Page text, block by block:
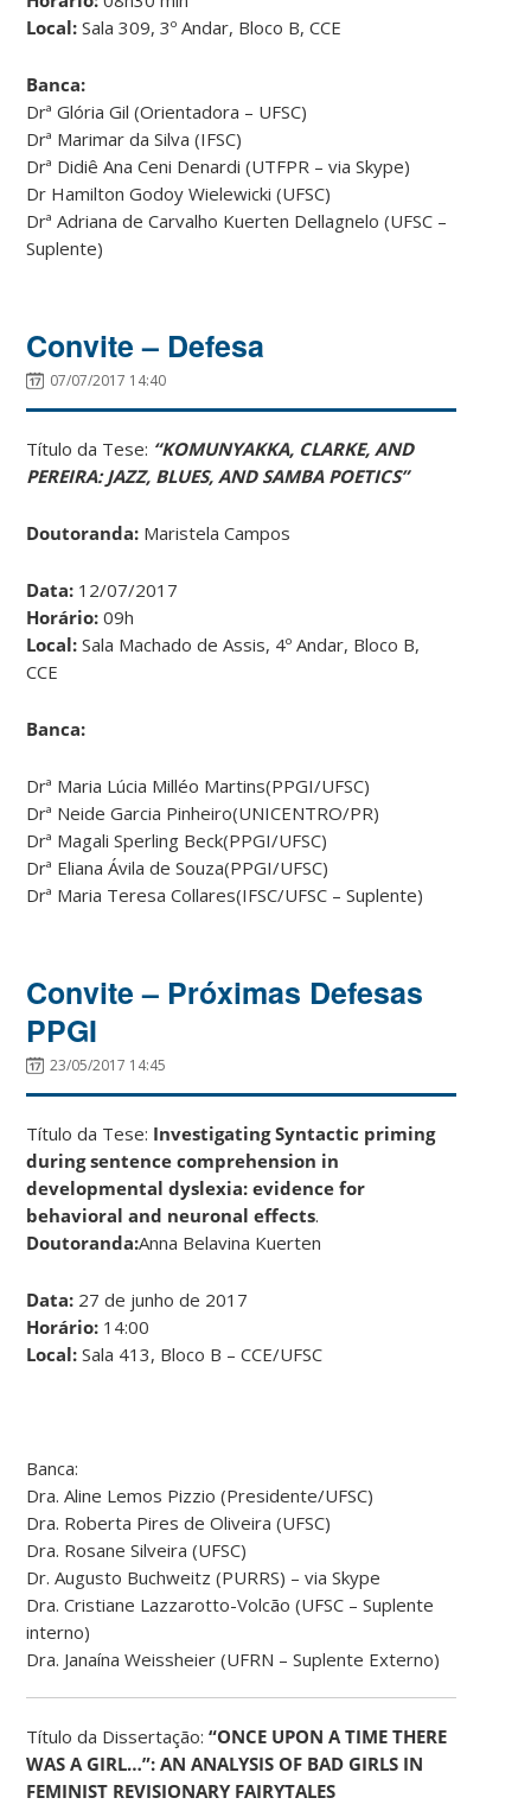
Local: Sala 309, 3º Andar, Bloco B, CCE
Banca:
Drª Glória Gil (Orientadora – UFSC)
Drª Marimar da Silva (IFSC)
Drª Didiê Ana Ceni Denardi (UTFPR – via Skype)
Dr Hamilton Godoy Wielewicki (UFSC)
Drª Adriana de Carvalho Kuerten Dellagnelo (UFSC –
Suplente)
Convite – Defesa
07/07/2017 14:40
Título da Tese: “KOMUNYAKKA, CLARKE, AND
PEREIRA: JAZZ, BLUES, AND SAMBA POETICS”
Doutoranda: Maristela Campos
Data: 12/07/2017
Horário: 09h
Local: Sala Machado de Assis, 4º Andar, Bloco B,
CCE
Banca:
Drª Maria Lúcia Milléo Martins(PPGI/UFSC)
Drª Neide Garcia Pinheiro(UNICENTRO/PR)
Drª Magali Sperling Beck(PPGI/UFSC)
Drª Eliana Ávila de Souza(PPGI/UFSC)
Drª Maria Teresa Collares(IFSC/UFSC – Suplente)
Convite – Próximas Defesas
PPGI
23/05/2017 14:45
Título da Tese: Investigating Syntactic priming
during sentence comprehension in
developmental dyslexia: evidence for
behavioral and neuronal effects.
Doutoranda:Anna Belavina Kuerten
Data: 27 de junho de 2017
Horário: 14:00
Local:Sala 413, Bloco B – CCE/UFSC
Banca:
Dra. Aline Lemos Pizzio (Presidente/UFSC)
Dra. Roberta Pires de Oliveira (UFSC)
Dra. Rosane Silveira (UFSC)
Dr. Augusto Buchweitz (PURRS) – via Skype
Dra. Cristiane Lazzarotto-Volcão (UFSC – Suplente
interno)
Dra. Janaína Weissheier (UFRN – Suplente Externo)
Título da Dissertação:“ONCE UPON A TIME THERE
WAS A GIRL…”: AN ANALYSIS OF BAD GIRLS IN
FEMINIST REVISIONARY FAIRYTALES